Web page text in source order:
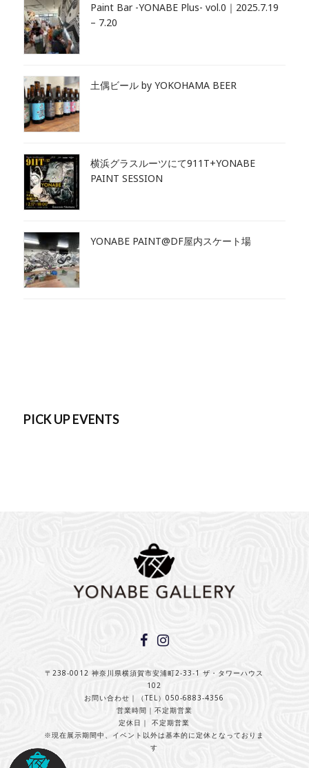
Paint Bar -YONABE Plus- vol.0｜2025.7.19
– 7.20
土偶ビール by YOKOHAMA BEER
横浜グラスルーツにて911T+YONABE
PAINT SESSION
YONABE PAINT@DF屋内スケート場
PICK UP EVENTS
〒238-0012 神奈川県横須賀市安浦町2-33-1 ザ・タワーハウス
102
お問い合わせ｜（TEL）050-6883-4356
営業時間｜不定期営業
定休日｜ 不定期営業
※現在展示期間中、イベント以外は基本的に定休となっておりま
す